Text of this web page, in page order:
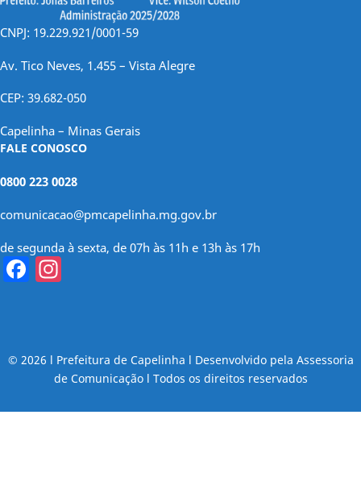
CNPJ: 19.229.921/0001-59
Av. Tico Neves, 1.455 – Vista Alegre
CEP: 39.682-050
Capelinha – Minas Gerais
FALE CONOSCO
0800 223 0028
comunicacao@pmcapelinha.mg.gov.br
de segunda à sexta, de 07h às 11h e 13h às 17h
Facebook
© 2026 l Prefeitura de Capelinha l Desenvolvido pela Assessoria
de Comunicação l Todos os direitos reservados